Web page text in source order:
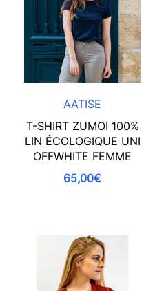
AATISE
T-SHIRT ZUMOI 100%
LIN ÉCOLOGIQUE UNI
OFFWHITE FEMME
65,00€